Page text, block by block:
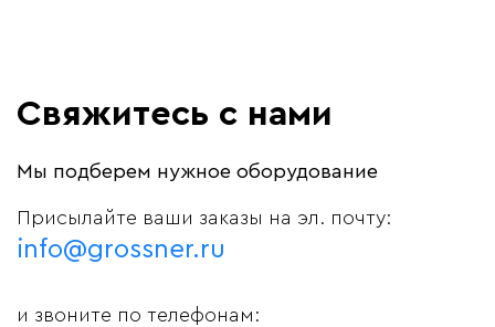
Свяжитесь с нами
Мы подберем нужное оборудование
Присылайте ваши заказы на эл. почту:
info@grossner.ru
и звоните по телефонам: